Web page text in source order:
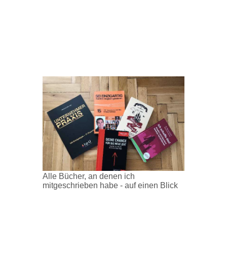
Alle Bücher, an denen ich
mitgeschrieben habe - auf einen Blick